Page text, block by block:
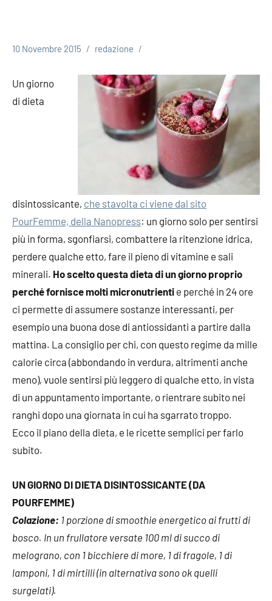
10 Novembre 2015 redazione
Un giorno
di dieta
disintossicante, che stavolta ci viene dal sito
PourFemme, della Nanopress: un giorno solo per sentirsi
più in forma, sgonfiarsi, combattere la ritenzione idrica,
perdere qualche etto, fare il pieno di vitamine e sali
minerali. Ho scelto questa dieta di un giorno proprio
perché fornisce molti micronutrienti e perché in 24 ore
ci permette di assumere sostanze interessanti, per
esempio una buona dose di antiossidanti a partire dalla
mattina. La consiglio per chi, con questo regime da mille
calorie circa (abbondando in verdura, altrimenti anche
meno), vuole sentirsi più leggero di qualche etto, in vista
di un appuntamento importante, o rientrare subito nei
ranghi dopo una giornata in cui ha sgarrato troppo.
Ecco il piano della dieta, e le ricette semplici per farlo
subito.
UN GIORNO DI DIETA DISINTOSSICANTE (DA
POURFEMME)
Colazione: 1 porzione di smoothie energetico ai frutti di
bosco. In un frullatore versate 100 ml di succo di
melograno, con 1 bicchiere di more, 1 di fragole, 1 di
lamponi, 1 di mirtilli (in alternativa sono ok quelli
surgelati).